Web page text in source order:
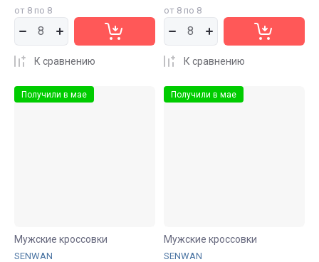
от 8 по 8
К сравнению
от 8 по 8
К сравнению
Получили в мае
Мужские кроссовки
SENWAN
Получили в мае
Мужские кроссовки
SENWAN